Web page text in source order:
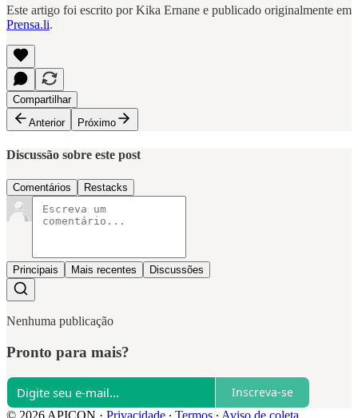
Este artigo foi escrito por Kika Ernane e publicado originalmente em
Prensa.li.
Compartilhar
Anterior
Próximo
Discussão sobre este post
Comentários Restacks
Principais Mais recentes Discussões
Nenhuma publicação
Pronto para mais?
Inscreva-se
© 2026 APICON · Privacidade ∙ Termos ∙ Aviso de coleta